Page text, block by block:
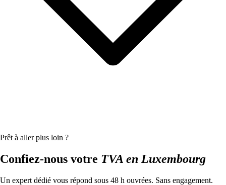
Prêt à aller plus loin ?
Confiez-nous votre TVA en Luxembourg
Un expert dédié vous répond sous 48 h ouvrées. Sans engagement.